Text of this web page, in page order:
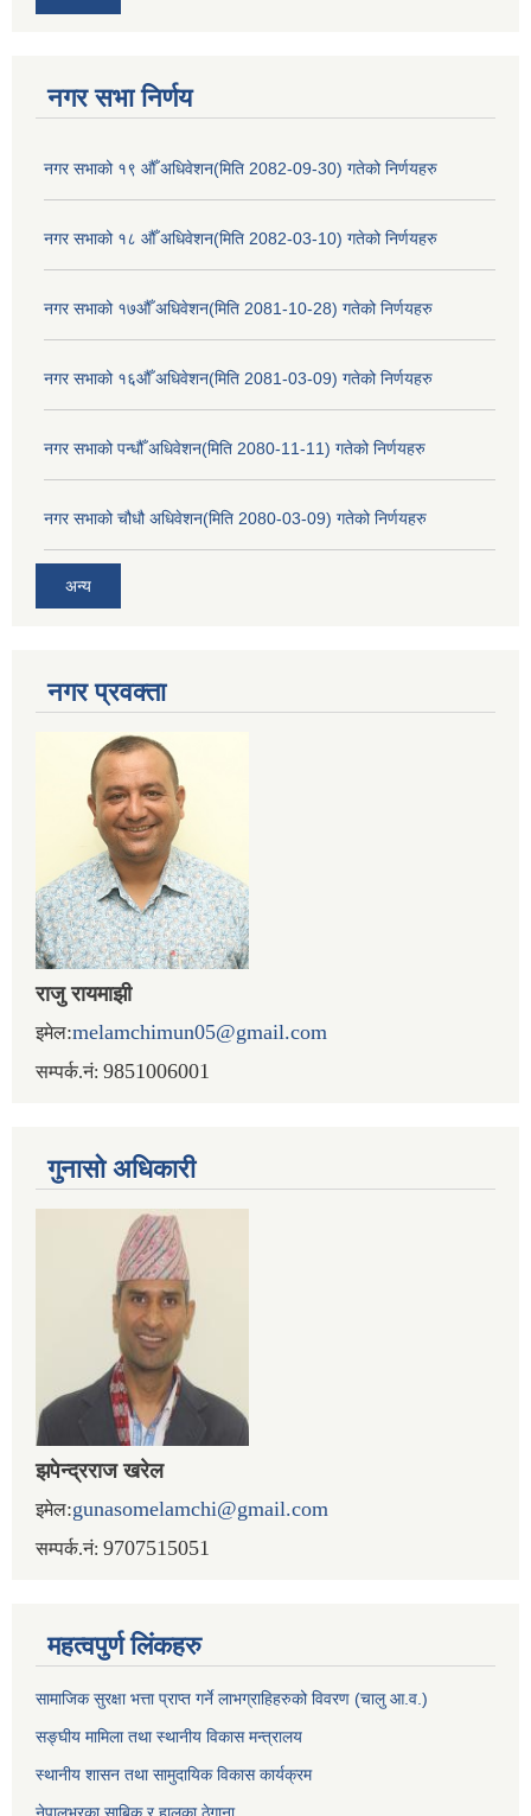
नगर सभा निर्णय
नगर सभाको १९ औँ अधिवेशन(मिति 2082-09-30) गतेको निर्णयहरु
नगर सभाको १८ औँ अधिवेशन(मिति 2082-03-10) गतेको निर्णयहरु
नगर सभाको १७औँ अधिवेशन(मिति 2081-10-28) गतेको निर्णयहरु
नगर सभाको १६औँ अधिवेशन(मिति 2081-03-09) गतेको निर्णयहरु
नगर सभाको पन्धौँ अधिवेशन(मिति 2080-11-11) गतेको निर्णयहरु
नगर सभाको चौधौ अधिवेशन(मिति 2080-03-09) गतेको निर्णयहरु
अन्य
नगर प्रव‌क्ता
राजु रायमाझी
इमेल:melamchimun05@gmail.com
सम्पर्क.नं: 9851006001
गुनासो अधिकारी
झपेन्द्रराज खरेल
इमेल:gunasomelamchi@gmail.com
सम्पर्क.नं: 9707515051
महत्वपुर्ण लिंकहरु
सामाजिक सुरक्षा भत्ता प्राप्त गर्ने लाभग्राहिहरुको विवरण (चालु आ.व.)
सङ्घीय मामिला तथा स्थानीय विकास मन्त्रालय
स्थानीय शासन तथा सामुदायिक विकास कार्यक्रम
नेपालभरका साबिक र हालका ठेगाना